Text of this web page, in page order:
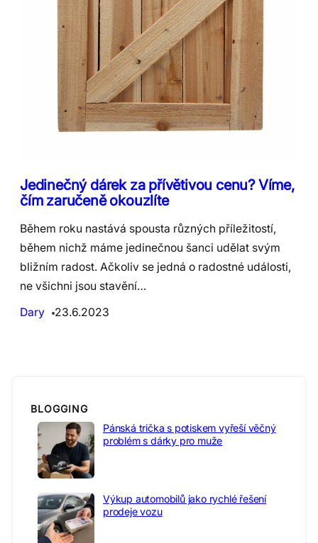
Jedinečný dárek za přívětivou cenu? Víme,
čím zaručeně okouzlíte
Během roku nastává spousta různých příležitostí,
během nichž máme jedinečnou šanci udělat svým
bližním radost. Ačkoliv se jedná o radostné události,
ne všichni jsou stavění…
Dary
23.6.2023
BLOGGING
Pánská trička s potiskem vyřeší věčný
problém s dárky pro muže
Výkup automobilů jako rychlé řešení
prodeje vozu